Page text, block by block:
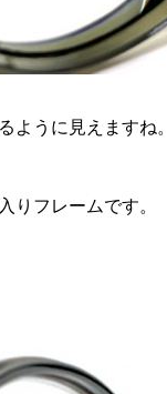
ように見えますね。
りフレームです。